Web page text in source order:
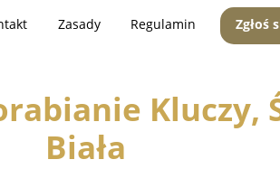
Zasady Regulamin Zgłoś
Kluczy,
Biała